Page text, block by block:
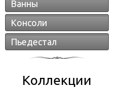
Ванны
Консоли
Пьедестал
Коллекции